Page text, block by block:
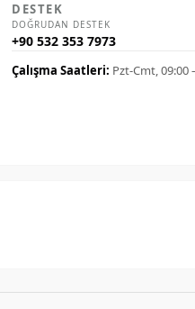
DESTEK
DOĞRUDAN DESTEK
+90 532 353 7973
Çalışma Saatleri: Pzt-Cmt, 09:00